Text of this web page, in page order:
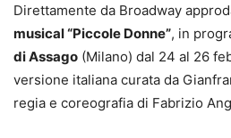
Direttamente da Broadway
musical “Piccole Donne”, in
di Assago (Milano) dal 24 al 26
versione italiana curata da
regia e coreografia di Fabrizio